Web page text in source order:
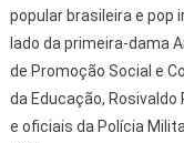
popular brasileira e pop
lado da primeira-dama
de Promoção Social e
da Educação,
e oficiais da Polícia